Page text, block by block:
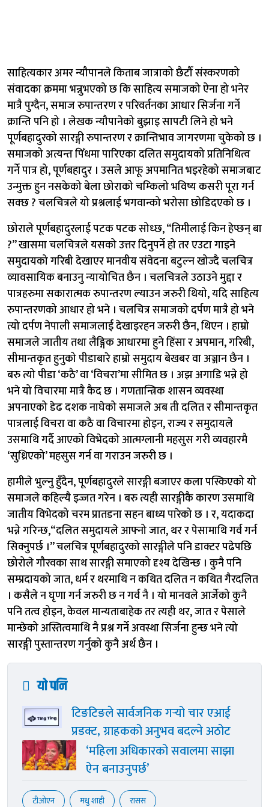
साहित्यकार अमर न्यौपानले किताब जात्राको छैटौँ संस्करणको
संवादका क्रममा भन्नुभएको छ कि साहित्य समाजको ऐना हो भनेर
मात्रै पुग्दैन, समाज रुपान्तरण र परिवर्तनका आधार सिर्जना गर्ने
क्रान्ति पनि हो । लेखक न्यौपानेको बुझाइ सापटी लिने हो भने
पूर्णबहादुरको सारङ्गी रुपान्तरण र क्रान्तिभाव जागरणमा चुकेको छ ।
समाजको अत्यन्त पिँधमा पारिएका दलित समुदायको प्रतिनिधित्व
गर्ने पात्र हो, पूर्णबहादुर । उसले आफू अपमानित भइरहेको समाजबाट
उन्मुक्त हुन नसकेको बेला छोराको चम्किलो भविष्य कसरी पूरा गर्न
सक्छ ? चलचित्रले यो प्रश्नलाई भगवान्को भरोसा छोडिदएको छ ।
छोराले पूर्णबहादुरलाई पटक पटक सोध्छ, “तिमीलाई किन हेप्छन् बा
?” खासमा चलचित्रले यसको उत्तर दिनुपर्ने हो तर एउटा गाइने
समुदायको गरिबी देखाएर मानवीय संवेदना बटुल्न खोज्दै चलचित्र
व्यावसायिक बनाउनु न्यायोचित छैन । चलचित्रले उठाउने मुद्दा र
पात्रहरुमा सकारात्मक रुपान्तरण ल्याउन जरुरी थियो, यदि साहित्य
रुपान्तरणको आधार हो भने । चलचित्र समाजको दर्पण मात्रै हो भने
त्यो दर्पण नेपाली समाजलाई देखाइरहन जरुरी छैन, थिएन । हाम्रो
समाजले जातीय तथा लैङ्गिक आधारमा हुने हिंसा र अपमान, गरिबी,
सीमान्तकृत हुनुको पीडाबारे हाम्रो समुदाय बेखबर वा अञ्जान छैन ।
बरु त्यो पीडा ‘कठै’ वा ‘विचरा’मा सीमित छ । अझ अगाडि भन्ने हो
भने यो विचारमा मात्रै कैद छ । गणतान्त्रिक शासन व्यवस्था
अपनाएको डेढ दशक नाघेको समाजले अब ती दलित र सीमान्तकृत
पात्रलाई विचरा वा कठै वा विचारमा होइन, राज्य र समुदायले
उसमाथि गर्दै आएको विभेदको आत्मग्लानी महसुस गरी व्यवहारमै
‘सुध्रिएको’ महसुस गर्न वा गराउन जरुरी छ ।
हामीले भुल्नु हुँदैन, पूर्णबहादुरले सारङ्गी बजाएर कला पस्किएको यो
समाजले कहिल्यै इज्जत गरेन । बरु त्यही सारङ्गीकै कारण उसमाथि
जातीय विभेदको चरम प्रातडना सहन बाध्य पारेको छ । र, यदाकदा
भन्ने गरिन्छ,“दलित समुदायले आफ्नो जात, थर र पेसामाथि गर्व गर्न
सिक्नुपर्छ ।” चलचित्र पूर्णबहादुरको सारङ्गीले पनि डाक्टर पढेपछि
छोरोले गौरवका साथ सारङ्गी समाएको दृश्य देखिन्छ । कुनै पनि
सम्प्रदायको जात, धर्म र थरमाथि न कथित दलित न कथित गैरदलित
। कसैले न घृणा गर्न जरुरी छ न गर्व नै । यो मानवले आर्जेको कुनै
पनि तत्व होइन, केवल मान्यताबाहेक तर त्यही थर, जात र पेसाले
मान्छेको अस्तित्वमाथि नै प्रश्न गर्ने अवस्था सिर्जना हुन्छ भने त्यो
सारङ्गी पुस्तान्तरण गर्नुको कुनै अर्थ छैन ।
यो पनि
टिङटिङले सार्वजनिक गर्‍यो चार एआई
प्रडक्ट, ग्राहकको अनुभव बदल्ने अठोट
‘महिला अधिकारको सवालमा साझा
ऐन बनाउनुपर्छ’
टीओएन मधु शाही रासस